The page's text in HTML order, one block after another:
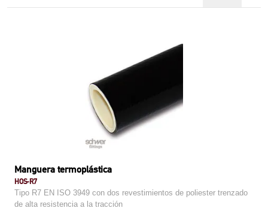
Manguera termoplástica
HOS-R7
Tipo R7 EN ISO 3949 con dos revestimientos de poliester trenzado
de alta resistencia a la tracción